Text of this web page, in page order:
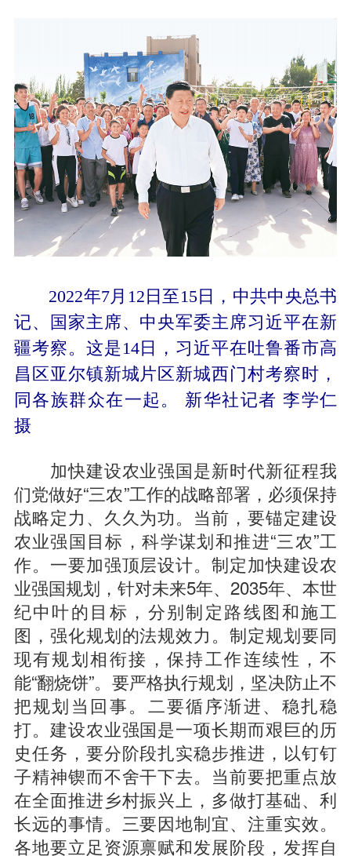
2022年7月12日至15日，中共中央总书
记、国家主席、中央军委主席习近平在新
疆考察。这是14日，习近平在吐鲁番市高
昌区亚尔镇新城片区新城西门村考察时，
同各族群众在一起。 新华社记者 李学仁
摄
加快建设农业强国是新时代新征程我
们党做好“三农”工作的战略部署，必须保持
战略定力、久久为功。当前，要锚定建设
农业强国目标，科学谋划和推进“三农”工
作。一要加强顶层设计。制定加快建设农
业强国规划，针对未来5年、2035年、本世
纪中叶的目标，分别制定路线图和施工
图，强化规划的法规效力。制定规划要同
现有规划相衔接，保持工作连续性，不
能“翻烧饼”。要严格执行规划，坚决防止不
把规划当回事。二要循序渐进、稳扎稳
打。建设农业强国是一项长期而艰巨的历
史任务，要分阶段扎实稳步推进，以钉钉
子精神锲而不舍干下去。当前要把重点放
在全面推进乡村振兴上，多做打基础、利
长远的事情。三要因地制宜、注重实效。
各地要立足资源禀赋和发展阶段，发挥自